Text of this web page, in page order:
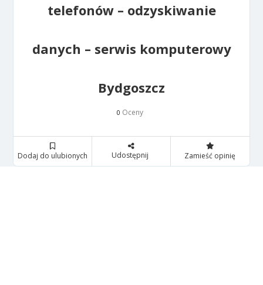
telefonów – odzyskiwanie
danych – serwis komputerowy
Bydgoszcz
0 Oceny
Dodaj do ulubionych Udostępnij Zamieść opinię